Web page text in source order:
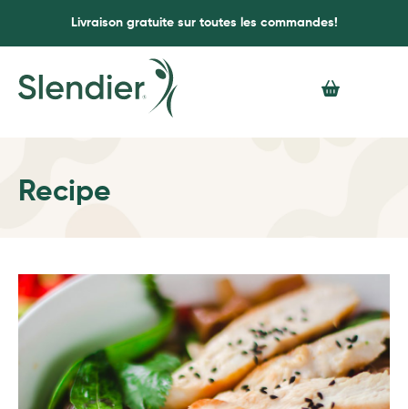
Livraison gratuite sur toutes les commandes!
Recipe